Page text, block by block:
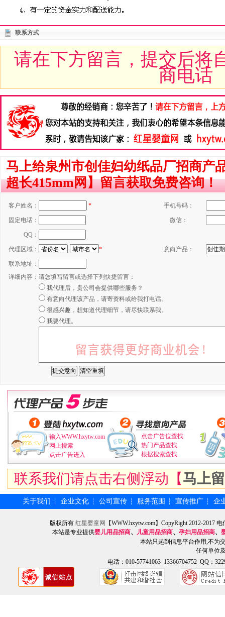
联系方式
请在下方留言，提交后将
商电话
马上给泉州市创佳妇幼纸品厂招商产
超长415mm网】留言获取免费咨询！
客户姓名： * 手机号码：
固定电话： 微信：
QQ：
代理区域： - * 意向产品：
联系地址：
详细内容： 请您填写留言或选择下列快捷留言：
我代理后，贵公司会提供哪些服务？
有意向代理该产品，请寄资料或给我打电话。
很感兴趣，想知道代理细节，请尽快联系我。
我要代理。
输入WWW.hxytw.com
网上搜索
点击广告进入
点击广告位查找
热门产品查找
根据搜索查找
联系我们请点击右侧浮动【马上
关于我们 ┆ 企业文化 ┆ 公司宣传 ┆ 服务范围 ┆ 宣传推广 ┆ 企
版权所有 红星婴童网
【WWW.hxytw.com】CopyRight 2012-2017
本站是专业提供婴儿用品招商、 儿童用品招商、 孕妇用品招商、
本站只起到信息平台作用,不为
任何单位
电话：010-57741063 13366704752 QQ：